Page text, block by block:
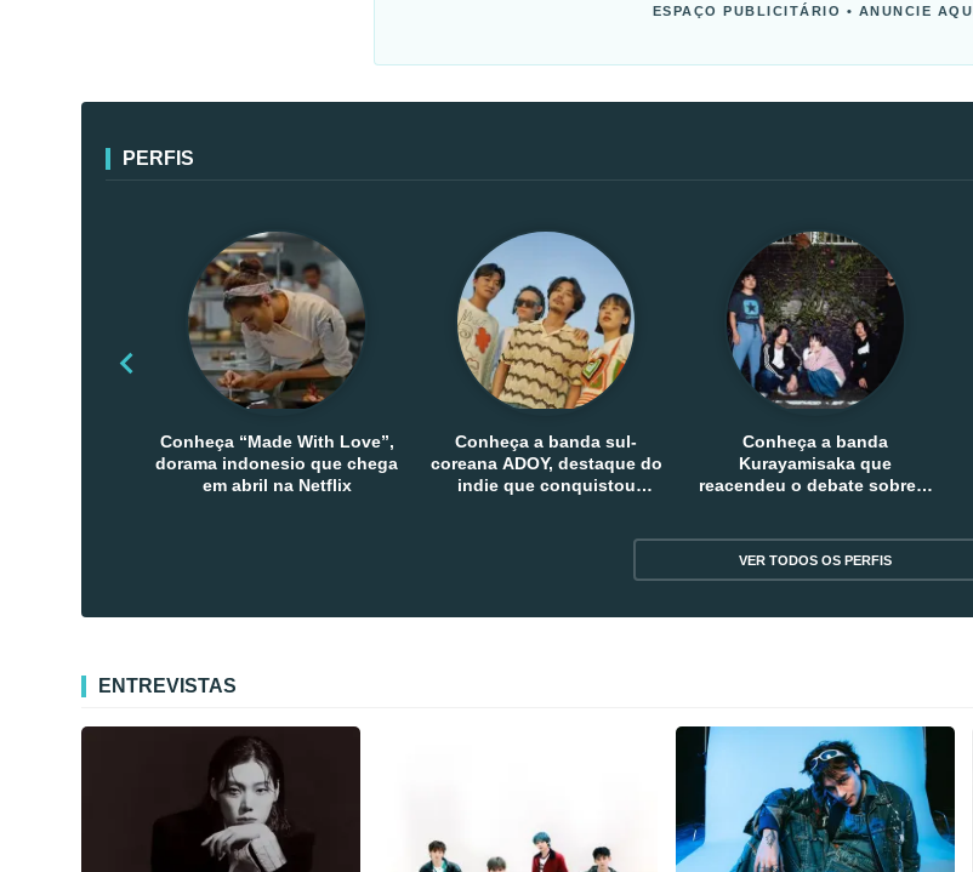
ESPAÇO PUBLICITÁRIO • ANUNCIE AQUI
PERFIS
Conheça “Made With Love”,
dorama indonesio que chega
em abril na Netflix
Conheça a banda sul-
coreana ADOY, destaque do
indie que conquistou
Conheça a banda
Kurayamisaka que
reacendeu o debate sobre o
VER TODOS OS PERFIS
ENTREVISTAS